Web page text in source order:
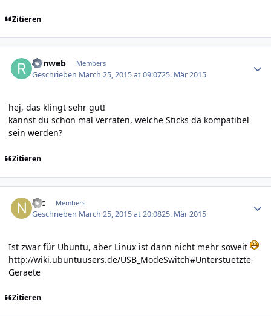
Zitieren
reinweb Members
Geschrieben March 25, 2015 at 09:0725. Mär 2015
hej, das klingt sehr gut!
kannst du schon mal verraten, welche Sticks da kompatibel
sein werden?
Zitieren
Nic Members
Geschrieben March 25, 2015 at 20:0825. Mär 2015
Ist zwar für Ubuntu, aber Linux ist dann nicht mehr soweit
http://wiki.ubuntuusers.de/USB_ModeSwitch#Unterstuetzte-
Geraete
Zitieren